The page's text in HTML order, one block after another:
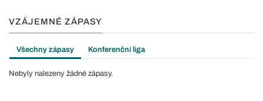
VZÁJEMNÉ ZÁPASY
Všechny zápasy Konferenční liga
Nebyly nalezeny žádné zápasy.